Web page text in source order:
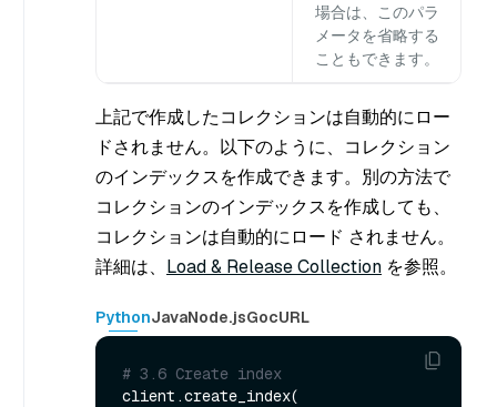
場合は、このパラ
メータを省略する
こともできます。
上記で作成したコレクションは自動的にロー
ドされません。以下のように、コレクション
のインデックスを作成できます。別の方法で
コレクションのインデックスを作成しても、
コレクションは自動的にロード されません。
詳細は、 Load & Release Collection を参照。
PythonJavaNode.jsGocURL
# 3.6 Create index
client.create_index(